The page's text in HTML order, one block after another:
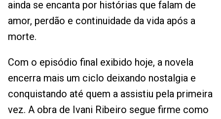
ainda se encanta por histórias que falam de
amor, perdão e continuidade da vida após a
morte.
Com o episódio final exibido hoje, a novela
encerra mais um ciclo deixando nostalgia e
conquistando até quem a assistiu pela primeira
vez. A obra de Ivani Ribeiro segue firme como